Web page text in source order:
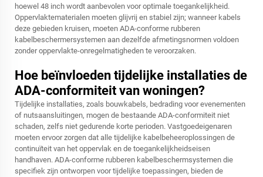
hoewel 48 inch wordt aanbevolen voor optimale toegankelijkheid.
Oppervlaktematerialen moeten glijvrij en stabiel zijn; wanneer kabels
deze gebieden kruisen, moeten ADA-conforme rubberen
kabelbeschermersystemen aan dezelfde afmetingsnormen voldoen
zonder oppervlakte-onregelmatigheden te veroorzaken.
Hoe beïnvloeden tijdelijke installaties de
ADA-conformiteit van woningen?
Tijdelijke installaties, zoals bouwkabels, bedrading voor evenementen
of nutsaansluitingen, mogen de bestaande ADA-conformiteit niet
schaden, zelfs niet gedurende korte perioden. Vastgoedeigenaren
moeten ervoor zorgen dat alle tijdelijke kabelbeheeroplossingen de
continuïteit van het oppervlak en de toegankelijkheidseisen
handhaven. ADA-conforme rubberen kabelbeschermsystemen die
specifiek zijn ontworpen voor tijdelijke toepassingen, bieden de